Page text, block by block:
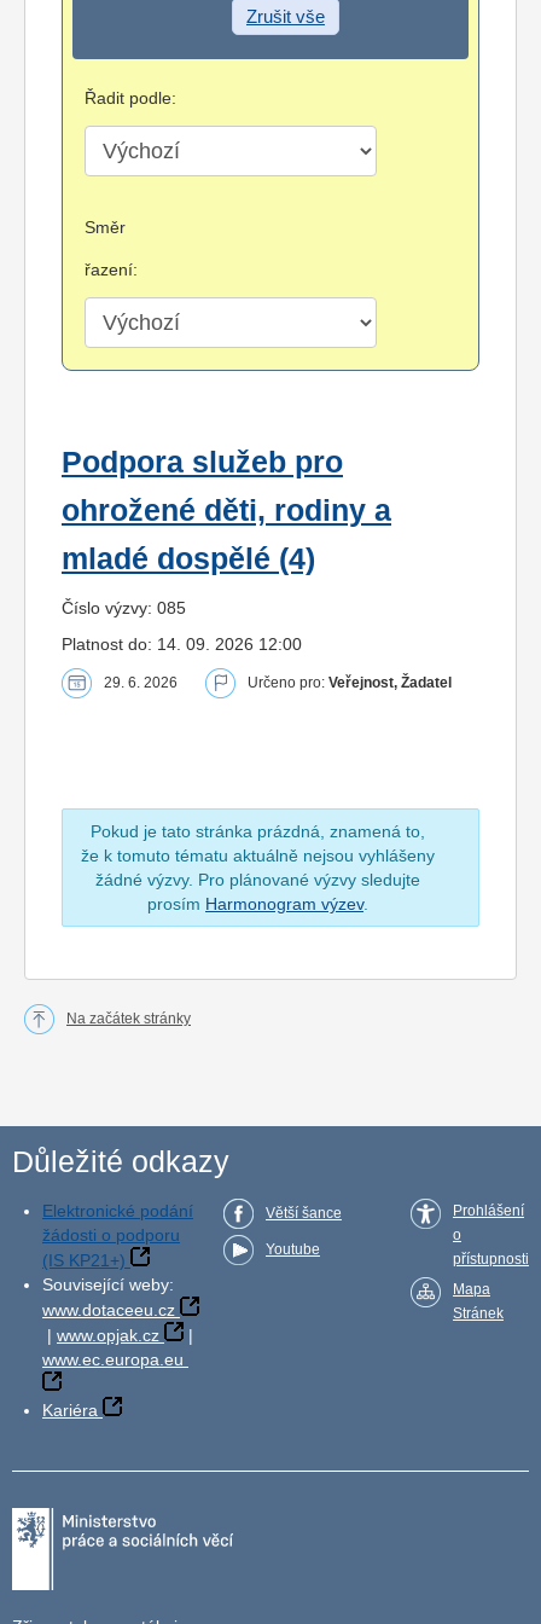
Zrušit vše
Řadit podle:
Směr
řazení:
Podpora služeb pro
ohrožené děti, rodiny a
mladé dospělé (4)
Číslo výzvy: 085
Platnost do: 14. 09. 2026 12:00
29. 6. 2026 Určeno pro: Veřejnost, Žadatel
Pokud je tato stránka prázdná, znamená to,
že k tomuto tématu aktuálně nejsou vyhlášeny
žádné výzvy. Pro plánované výzvy sledujte
prosím Harmonogram výzev.
Na začátek stránky
Důležité odkazy
Elektronické podání
žádosti o podporu
(IS KP21+)
Související weby:
www.dotaceeu.cz
| www.opjak.cz
|
www.ec.europa.eu
Kariéra
Větší šance
Youtube
Prohlášení
o
přístupnosti
Mapa
Stránek